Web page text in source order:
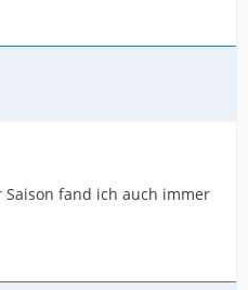
Saison fand ich auch immer